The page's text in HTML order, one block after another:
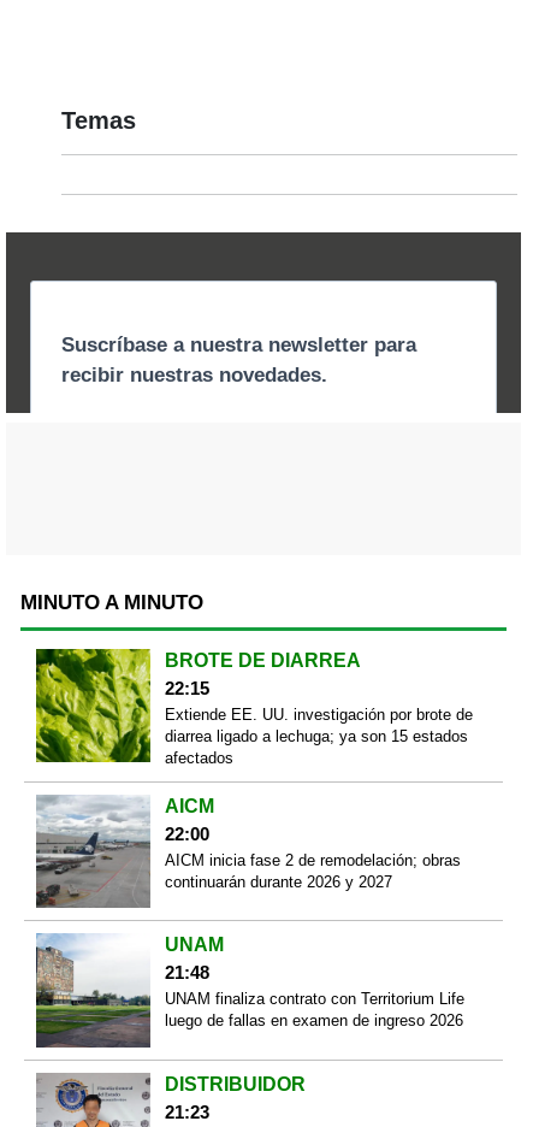
Temas
MINUTO A MINUTO
BROTE DE DIARREA
22:15
Extiende EE. UU. investigación por brote de
diarrea ligado a lechuga; ya son 15 estados
afectados
AICM
22:00
AICM inicia fase 2 de remodelación; obras
continuarán durante 2026 y 2027
UNAM
21:48
UNAM finaliza contrato con Territorium Life
luego de fallas en examen de ingreso 2026
DISTRIBUIDOR
21:23